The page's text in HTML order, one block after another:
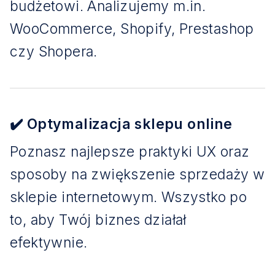
budżetowi. Analizujemy m.in.
WooCommerce, Shopify, Prestashop
czy Shopera.
✔️ Optymalizacja sklepu online
Poznasz najlepsze praktyki UX oraz
sposoby na zwiększenie sprzedaży w
sklepie internetowym. Wszystko po
to, aby Twój biznes działał
efektywnie.